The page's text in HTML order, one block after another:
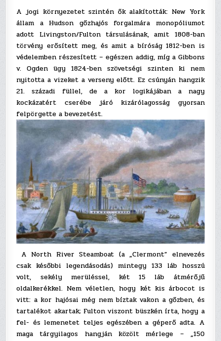
A jogi környezetet szintén ők alakították: New York
állam a Hudson gőzhajós forgalmára monopóliumot
adott Livingston/Fulton társulásának, amit 1808-ban
törvény erősített meg, és amit a bíróság 1812-ben is
védelemben részesített – egészen addig, míg a Gibbons
v. Ogden ügy 1824-ben szövetségi szinten ki nem
nyitotta a vizeket a verseny előtt. Ez csúnyán hangzik
21. századi füllel, de a kor logikájában a nagy
kockázatért cserébe járó kizárólagosság gyorsan
felpörgette a bevezetést.
A North River Steamboat (a „Clermont” elnevezés
csak későbbi legendásodás) mintegy 133 láb hosszú
volt, sekély merüléssel, két 15 láb átmérőjű
oldalkerékkel. Nem véletlen, hogy két kis árbocot is
vitt: a kor hajósai még nem bíztak vakon a gőzben, és
tartalékot akartak; Fulton viszont büszkén írta, hogy a
fel- és lemenetet teljes egészében a géperő adta. A
maga tárgyilagos hangján közölt mérlege – „150